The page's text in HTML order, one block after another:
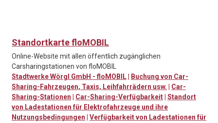
Standortkarte floMOBIL
Online-Website mit allen öffentlich zugänglichen
Carsharingstationen von floMOBIL
Stadtwerke Wörgl GmbH - floMOBIL
Buchung von Car-
Sharing-Fahrzeugen, Taxis, Leihfahrrädern usw.
Car-
Sharing-Stationen
Car-Sharing-Verfügbarkeit Standort
von Ladestationen für Elektrofahrzeuge und ihre
Nutzungsbedingungen
Verfügbarkeit von Ladestationen für